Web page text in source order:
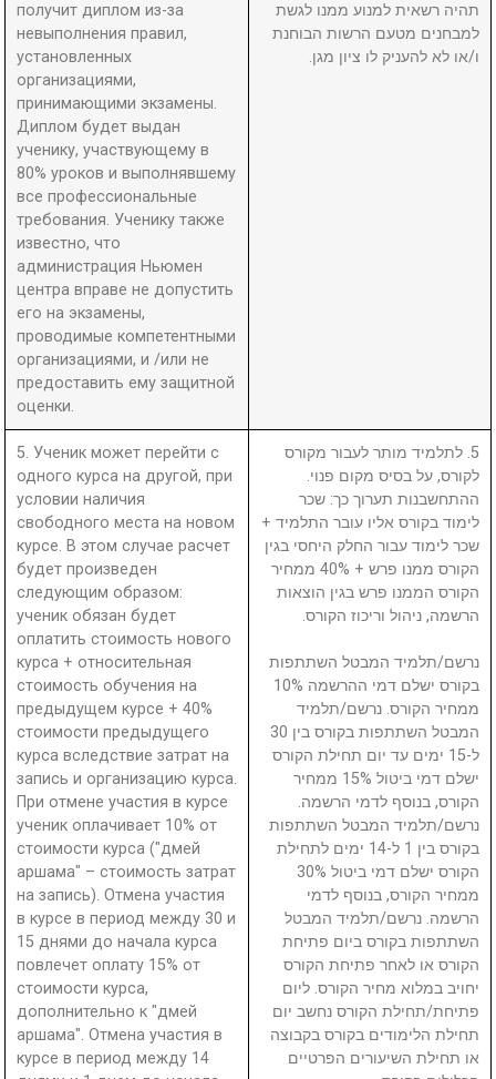
получит диплом из-за
невыполнения правил,
установленных
организациями,
принимающими экзамены.
Диплом будет выдан
ученику, участвующему в
80% уроков и выполнявшему
все профессиональные
требования. Ученику также
известно, что
администрация Ньюмен
центра вправе не допустить
его на экзамены,
проводимые компетентными
организациями, и /или не
предоставить ему защитной
оценки.
תהיה רשאית למנוע ממנו לגשת
למבחנים מטעם הרשות הבוחנת
ו/או לא להעניק לו ציון מגן.
5. Ученик может перейти с
одного курса на другой, при
условии наличия
свободного места на новом
курсе. В этом случае расчет
будет произведен
следующим образом:
ученик обязан будет
оплатить стоимость нового
курса + относительная
стоимость обучения на
предыдущем курсе + 40%
стоимости предыдущего
курса вследствие затрат на
запись и организацию курса.
При отмене участия в курсе
ученик оплачивает 10% от
стоимости курса ("дмей
аршама" – стоимость затрат
на запись). Отмена участия
в курсе в период между 30 и
15 днями до начала курса
повлечет оплату 15% от
стоимости курса,
дополнительно к "дмей
аршама". Отмена участия в
курсе в период между 14
5. לתלמיד מותר לעבור מקורס
לקורס, על בסיס מקום פנוי.
ההתחשבנות תערוך כך: שכר
לימוד בקורס אליו עובר התלמיד +
שכר לימוד עבור החלק היחסי בגין
הקורס ממנו פרש + 40% ממחיר
הקורס הממנו פרש בגין הוצאות
הרשמה, ניהול וריכוז הקורס.
נרשם/תלמיד המבטל השתתפות
בקורס ישלם דמי ההרשמה 10%
ממחיר הקורס. נרשם/תלמיד
המבטל השתתפות בקורס בין 30
ל-15 ימים עד יום תחילת הקורס
ישלם דמי ביטול 15% ממחיר
הקורס, בנוסף לדמי הרשמה.
נרשם/תלמיד המבטל השתתפות
בקורס בין 1 ל-14 ימים לתחילת
הקורס ישלם דמי ביטול 30%
ממחיר הקורס, בנוסף לדמי
הרשמה. נרשם/תלמיד המבטל
השתתפות בקורס ביום פתיחת
הקורס או לאחר פתיחת הקורס
יחויב במלוא מחיר הקורס. ליום
פתיחת/תחילת הקורס נחשב יום
תחילת הלימודים בקורס בקבוצה
או תחילת השיעורים הפרטיים